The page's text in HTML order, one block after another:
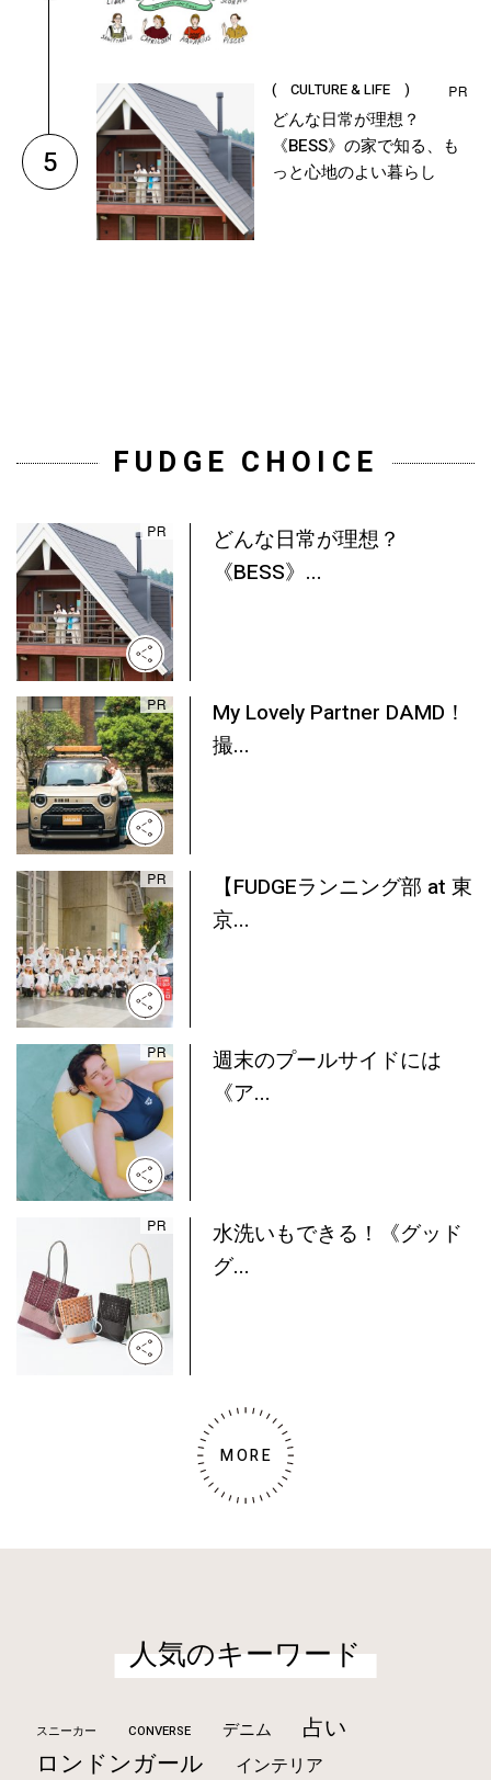
5
( CULTURE & LIFE )
どんな日常が理想？
《BESS》の家で知る、も
っと心地のよい暮らし
FUDGE CHOICE
どんな日常が理想？
《BESS》...
My Lovely Partner DAMD！
撮...
【FUDGEランニング部 at 東
京...
週末のプールサイドには
《ア...
水洗いもできる！《グッド
グ...
MORE
人気のキーワード
スニーカー CONVERSE デニム 占い
ロンドンガール インテリア